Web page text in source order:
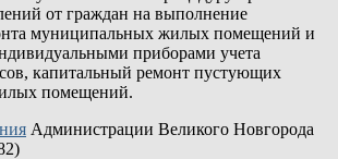
от граждан на выполнение
муниципальных жилых помещений и
приборами учета
капитальный ремонт пустующих
помещений.
Администрации Великого Новгорода